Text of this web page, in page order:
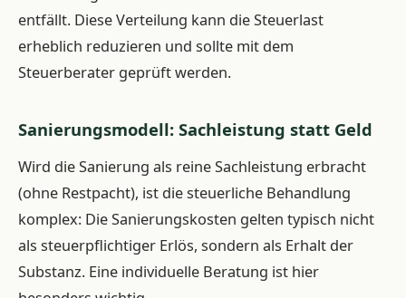
entfällt. Diese Verteilung kann die Steuerlast
erheblich reduzieren und sollte mit dem
Steuerberater geprüft werden.
Sanierungsmodell: Sachleistung statt Geld
Wird die Sanierung als reine Sachleistung erbracht
(ohne Restpacht), ist die steuerliche Behandlung
komplex: Die Sanierungskosten gelten typisch nicht
als steuerpflichtiger Erlös, sondern als Erhalt der
Substanz. Eine individuelle Beratung ist hier